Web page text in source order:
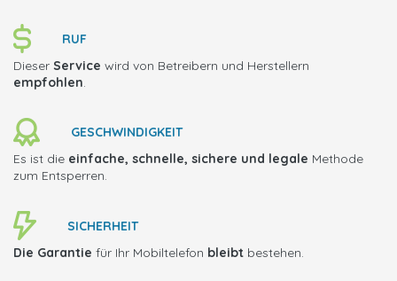
RUF
Dieser Service wird von Betreibern und Herstellern
empfohlen.
GESCHWINDIGKEIT
Es ist die einfache, schnelle, sichere und legale Methode
zum Entsperren.
SICHERHEIT
Die Garantie für Ihr Mobiltelefon bleibt bestehen.